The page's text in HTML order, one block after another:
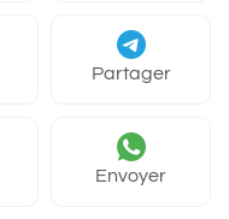
Partager
Envoyer